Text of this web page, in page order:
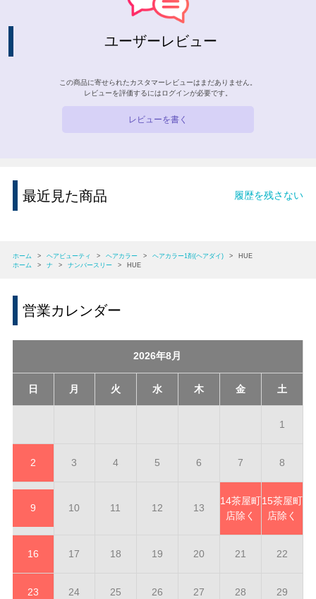
ユーザーレビュー
この商品に寄せられたカスタマーレビューはまだありません。
レビューを評価するには ログインが必要です。
レビューを書く
最近見た商品 履歴を残さない
ホーム > ヘアビューティ > ヘアカラー > ヘアカラー1剤(ヘアダイ) >
HUE
ホーム
> ナ > ナンバースリー > HUE
営業カレンダー
2026年8月
日 月 火 水 木 金 土
1
2 3 4 5 6 7 8
9 10 11 12 13
14茶屋町
店除く
15茶屋町
店除く
16 17 18 19 20 21 22
23 24 25 26 27 28 29